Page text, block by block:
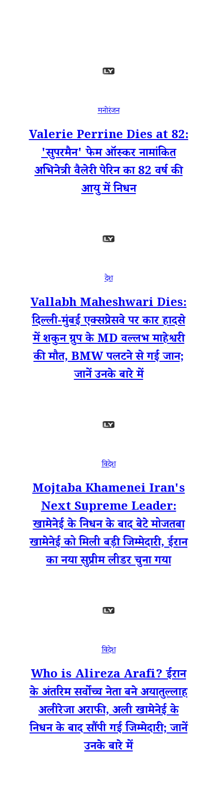
मनोरंजन
Valerie Perrine Dies at 82:
'सुपरमैन' फेम ऑस्कर नामांकित
अभिनेत्री वैलेरी पेरिन का 82 वर्ष की
आयु में निधन
देश
Vallabh Maheshwari Dies:
दिल्ली-मुंबई एक्सप्रेसवे पर कार हादसे
में शकुन ग्रुप के MD वल्लभ माहेश्वरी
की मौत, BMW पलटने से गई जान;
जानें उनके बारे में
विदेश
Mojtaba Khamenei Iran's
Next Supreme Leader:
खामेनेई के निधन के बाद बेटे मोजतबा
खामेनेई को मिली बड़ी जिम्मेदारी, ईरान
का नया सुप्रीम लीडर चुना गया
विदेश
Who is Alireza Arafi? ईरान
के अंतरिम सर्वोच्च नेता बने अयातुल्लाह
अलीरेजा अराफी, अली खामेनेई के
निधन के बाद सौंपी गई जिम्मेदारी; जानें
उनके बारे में